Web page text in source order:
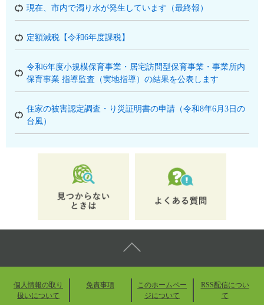
現在、市内で濁り水が発生しています（最終報）
定額減税【令和6年度課税】
令和6年度小規模保育事業・居宅訪問型保育事業・事業所内
保育事業 指導監査（実地指導）の結果を公表します
住家の被害認定調査・り災証明書の申請（令和8年6月3日の
台風）
個人情報の取り
扱いについて
免責事項
このホームペー
ジについて
RSS配信につい
て